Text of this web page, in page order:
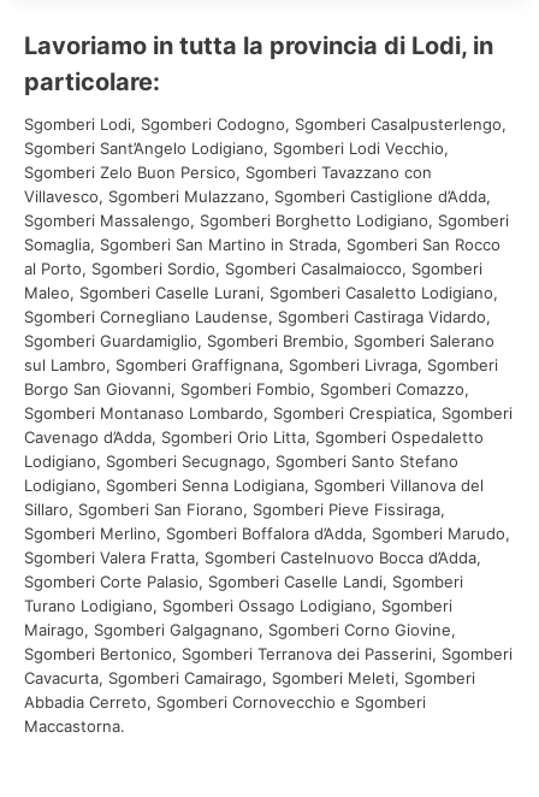
R
O
O
B
I
L
I
U
S
A
T
I
D
Lavoriamo in tutta la provincia di Lodi, in
particolare:
Sgomberi Lodi, Sgomberi Codogno, Sgomberi Casalpusterlengo,
Sgomberi Sant’Angelo Lodigiano, Sgomberi Lodi Vecchio,
Sgomberi Zelo Buon Persico, Sgomberi Tavazzano con
Villavesco, Sgomberi Mulazzano, Sgomberi Castiglione d’Adda,
Sgomberi Massalengo, Sgomberi Borghetto Lodigiano, Sgomberi
Somaglia, Sgomberi San Martino in Strada, Sgomberi San Rocco
al Porto, Sgomberi Sordio, Sgomberi Casalmaiocco, Sgomberi
Maleo, Sgomberi Caselle Lurani, Sgomberi Casaletto Lodigiano,
Sgomberi Cornegliano Laudense, Sgomberi Castiraga Vidardo,
Sgomberi Guardamiglio, Sgomberi Brembio, Sgomberi Salerano
sul Lambro, Sgomberi Graffignana, Sgomberi Livraga, Sgomberi
Borgo San Giovanni, Sgomberi Fombio, Sgomberi Comazzo,
Sgomberi Montanaso Lombardo, Sgomberi Crespiatica, Sgomberi
Cavenago d’Adda, Sgomberi Orio Litta, Sgomberi Ospedaletto
Lodigiano, Sgomberi Secugnago, Sgomberi Santo Stefano
Lodigiano, Sgomberi Senna Lodigiana, Sgomberi Villanova del
Sillaro, Sgomberi San Fiorano, Sgomberi Pieve Fissiraga,
Sgomberi Merlino, Sgomberi Boffalora d’Adda, Sgomberi Marudo,
Sgomberi Valera Fratta, Sgomberi Castelnuovo Bocca d’Adda,
Sgomberi Corte Palasio, Sgomberi Caselle Landi, Sgomberi
Turano Lodigiano, Sgomberi Ossago Lodigiano, Sgomberi
Mairago, Sgomberi Galgagnano, Sgomberi Corno Giovine,
Sgomberi Bertonico, Sgomberi Terranova dei Passerini, Sgomberi
Cavacurta, Sgomberi Camairago, Sgomberi Meleti, Sgomberi
Abbadia Cerreto, Sgomberi Cornovecchio e Sgomberi
Maccastorna.